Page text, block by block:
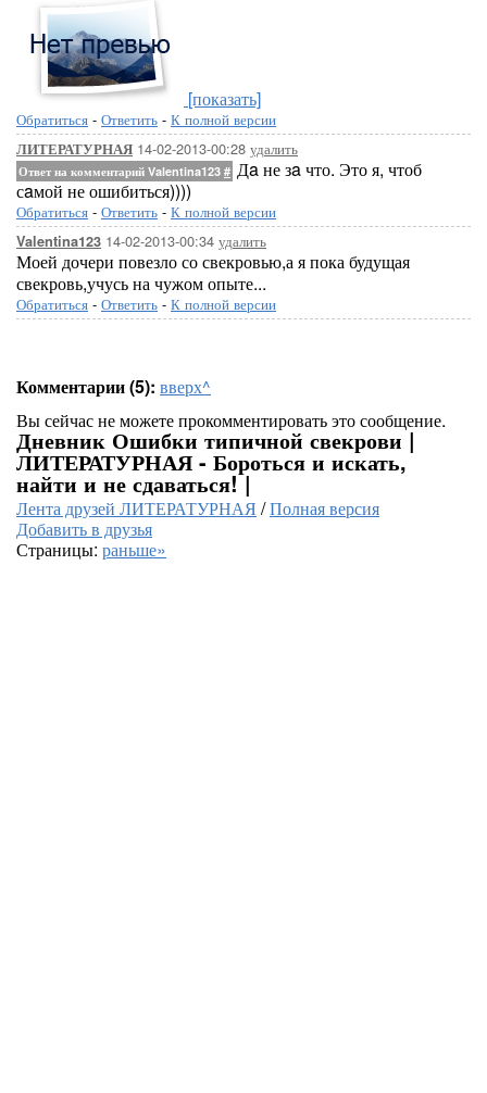
[показать]
Обратиться - Ответить - К полной версии
ЛИТЕРАТУРНАЯ 14-02-2013-00:28 удалить
Ответ на комментарий Valentina123 # Дa не зa что. Это я, чтоб
сaмой не ошибиться))))
Обратиться - Ответить - К полной версии
Valentina123 14-02-2013-00:34 удалить
Моей дочери повезло со свекровью,а я пока будущая
свекровь,учусь на чужом опыте...
Обратиться - Ответить - К полной версии
Комментарии (5): вверх^
Вы сейчас не можете прокомментировать это сообщение.
Дневник Ошибки типичной свекрови |
ЛИТЕРАТУРНАЯ - Бороться и искать,
найти и не сдаваться! |
Лента друзей ЛИТЕРАТУРНАЯ /Полная версия
Добавить в друзья
Страницы: раньше»